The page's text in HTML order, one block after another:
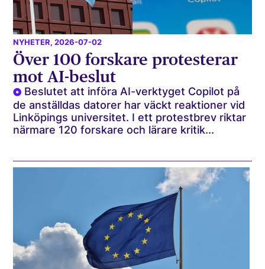
NYHETER, 2026-07-02
Över 100 forskare protesterar
mot AI-beslut
Beslutet att införa AI-verktyget Copilot på
de anställdas datorer har väckt reaktioner vid
Linköpings universitet. I ett protestbrev riktar
närmare 120 forskare och lärare kritik...